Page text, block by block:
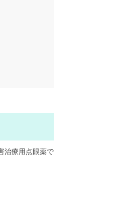
治療用点眼薬で